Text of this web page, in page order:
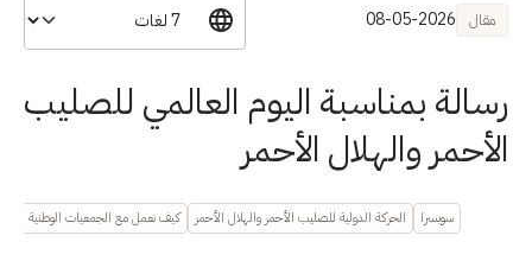
مقال 08-05-2026
رسالة بمناسبة اليوم العالمي للصليب
الأحمر والهلال الأحمر
سويسرا الحركة الدولية للصليب الأحمر والهلال الأحمر كيف نعمل مع الجمعيات الوطنية